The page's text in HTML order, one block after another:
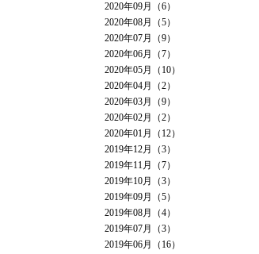
2020年09月（6）
2020年08月（5）
2020年07月（9）
2020年06月（7）
2020年05月（10）
2020年04月（2）
2020年03月（9）
2020年02月（2）
2020年01月（12）
2019年12月（3）
2019年11月（7）
2019年10月（3）
2019年09月（5）
2019年08月（4）
2019年07月（3）
2019年06月（16）